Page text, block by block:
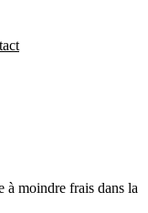
moindre frais dans la